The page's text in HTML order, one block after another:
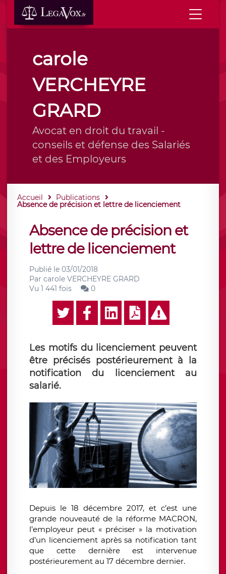
carole
VERCHEYRE
GRARD
Avocat en droit du travail -
conseils et défense des Salariés
et des Employeurs
Accueil Publications
Absence de précision et lettre de licenciement
Absence de précision et
lettre de licenciement
Publié le 03/01/2018
Par carole VERCHEYRE GRARD
Vu 1 441 fois
0
Les motifs du licenciement peuvent
être précisés postérieurement à la
notification du licenciement au
salarié.
Depuis le 18 décembre 2017, et c’est une
grande nouveauté de la réforme MACRON,
l’employeur peut « préciser » la motivation
d’un licenciement après sa notification tant
que cette dernière est intervenue
postérieurement au 17 décembre dernier.